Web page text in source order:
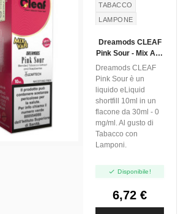
TABACCO
LAMPONE
Dreamods CLEAF
Pink Sour - Mix And
Vape - 10ml
Dreamods CLEAF
Pink Sour è un
liquido eLiquid
shortfill 10ml in un
flacone da 30ml - 0
mg/ml. Al gusto di
Tabacco con
Lamponi.
 Disponibile!
6,72 €